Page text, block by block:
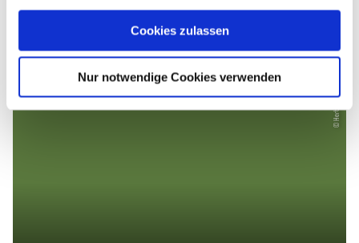
Cookies zulassen
Nur notwendige Cookies verwenden
Das könnte dich auch interessieren
© Herbert Piel / TBEN